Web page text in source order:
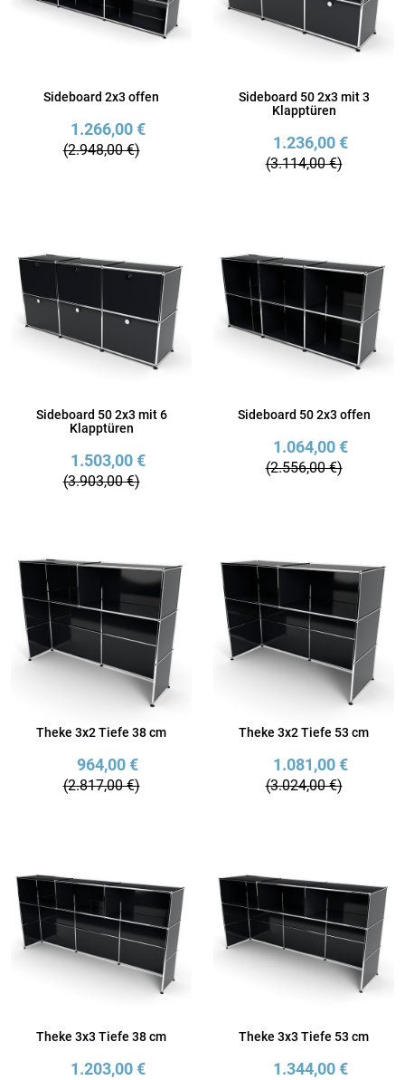
Sideboard 2x3 offen
1.266,00 €
(2.948,00 €)
Sideboard 50 2x3 mit 3
Klapptüren
1.236,00 €
(3.114,00 €)
Sideboard 50 2x3 mit 6
Klapptüren
1.503,00 €
(3.903,00 €)
Sideboard 50 2x3 offen
1.064,00 €
(2.556,00 €)
Theke 3x2 Tiefe 38 cm
964,00 €
(2.817,00 €)
Theke 3x2 Tiefe 53 cm
1.081,00 €
(3.024,00 €)
Theke 3x3 Tiefe 38 cm
1.203,00 €
Theke 3x3 Tiefe 53 cm
1.344,00 €